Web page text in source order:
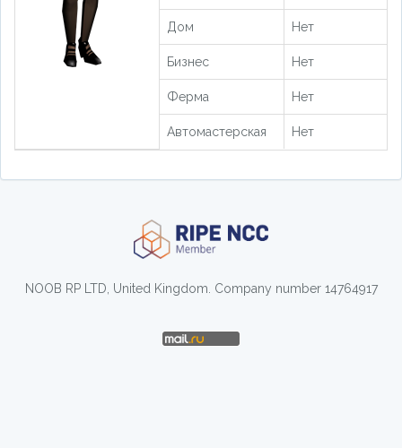
Дом Нет
Бизнес Нет
Ферма Нет
Автомастерская Нет
NOOB RP LTD, United Kingdom. Company number 14764917